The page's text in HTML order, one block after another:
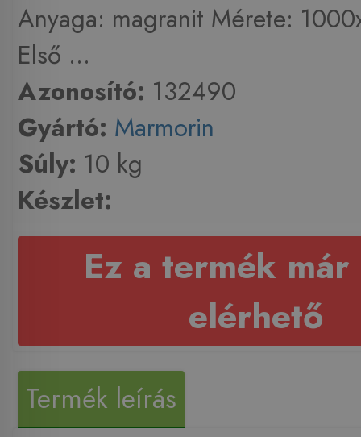
Anyaga: magranit Mérete:
Első ...
Azonosító: 132490
Gyártó: Marmorin
Súly: 10 kg
Készlet:
Ez a termék már
elérhető
Termék leírás